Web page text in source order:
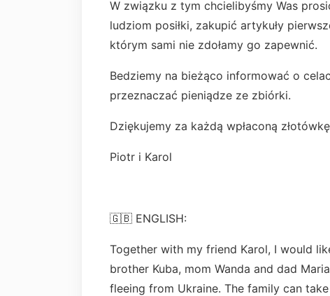
W związku z tym chcielibyśmy Was
ludziom posiłki, zakupić artykuły
którym sami nie zdołamy go zapewnić.
Bedziemy na bieżąco informować o
przeznaczać pieniądze ze zbiórki.
Dziękujemy za każdą wpłaconą
Piotr i Karol
🇬🇧 ENGLISH:
Together with my friend Karol, I would
brother Kuba, mom Wanda and dad
fleeing from Ukraine. The family can